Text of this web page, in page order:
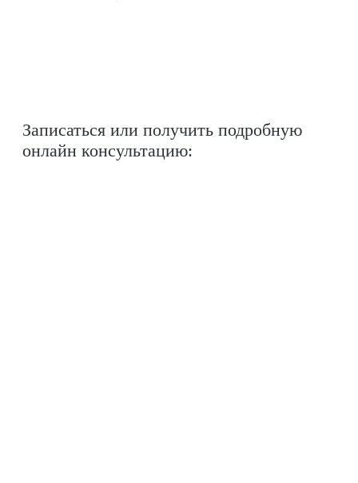
Записаться или получить подробную
онлайн консультацию: